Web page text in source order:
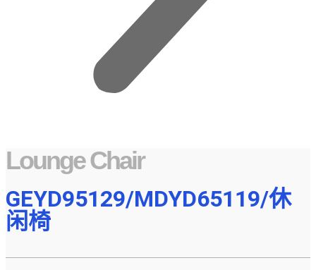
Lounge Chair
GEYD95129/MDYD65119/休
闲椅